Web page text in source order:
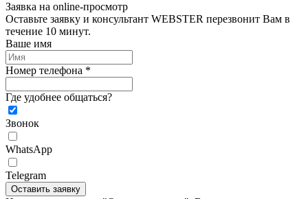
Заявка на online-просмотр
Оставьте заявку и консультант WEBSTER перезвонит Вам в
течение 10 минут.
Ваше имя
Номер телефона *
Где удобнее общаться?
Звонок
WhatsApp
Telegram
Оставить заявку